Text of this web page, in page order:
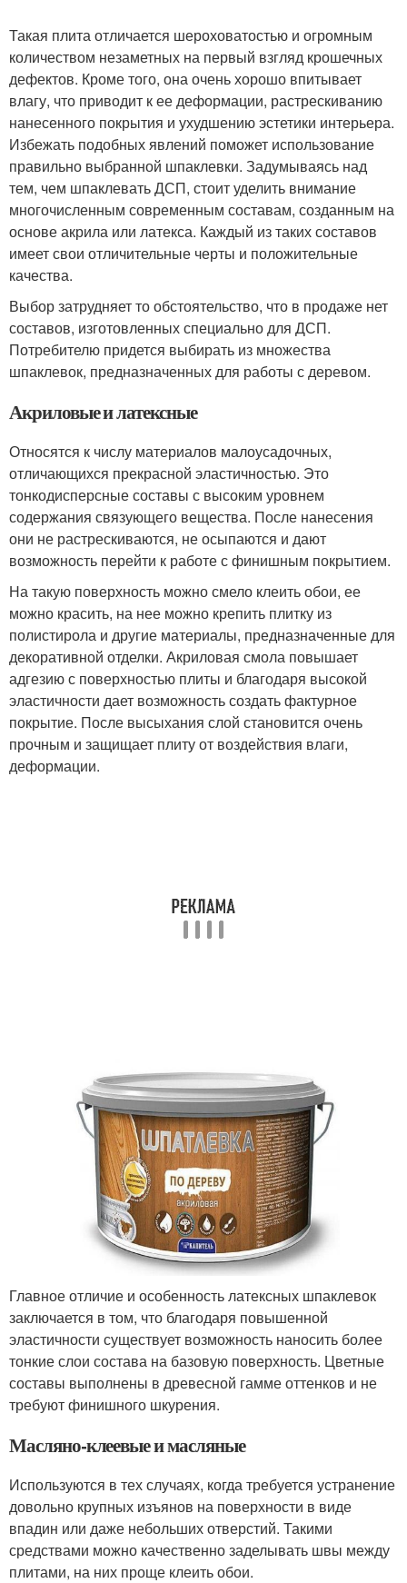
Такая плита отличается шероховатостью и огромным
количеством незаметных на первый взгляд крошечных
дефектов. Кроме того, она очень хорошо впитывает
влагу, что приводит к ее деформации, растрескиванию
нанесенного покрытия и ухудшению эстетики интерьера.
Избежать подобных явлений поможет использование
правильно выбранной шпаклевки. Задумываясь над
тем, чем шпаклевать ДСП, стоит уделить внимание
многочисленным современным составам, созданным на
основе акрила или латекса. Каждый из таких составов
имеет свои отличительные черты и положительные
качества.
Выбор затрудняет то обстоятельство, что в продаже нет
составов, изготовленных специально для ДСП.
Потребителю придется выбирать из множества
шпаклевок, предназначенных для работы с деревом.
Акриловые и латексные
Относятся к числу материалов малоусадочных,
отличающихся прекрасной эластичностью. Это
тонкодисперсные составы с высоким уровнем
содержания связующего вещества. После нанесения
они не растрескиваются, не осыпаются и дают
возможность перейти к работе с финишным покрытием.
На такую поверхность можно смело клеить обои, ее
можно красить, на нее можно крепить плитку из
полистирола и другие материалы, предназначенные для
декоративной отделки. Акриловая смола повышает
адгезию с поверхностью плиты и благодаря высокой
эластичности дает возможность создать фактурное
покрытие. После высыхания слой становится очень
прочным и защищает плиту от воздействия влаги,
деформации.
Главное отличие и особенность латексных шпаклевок
заключается в том, что благодаря повышенной
эластичности существует возможность наносить более
тонкие слои состава на базовую поверхность. Цветные
составы выполнены в древесной гамме оттенков и не
требуют финишного шкурения.
Масляно-клеевые и масляные
Используются в тех случаях, когда требуется устранение
довольно крупных изъянов на поверхности в виде
впадин или даже небольших отверстий. Такими
средствами можно качественно заделывать швы между
плитами, на них проще клеить обои.